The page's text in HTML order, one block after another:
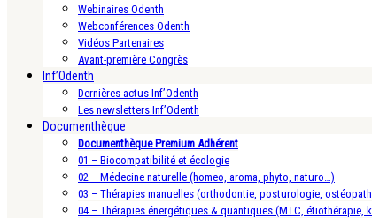
Webinaires Odenth
Webconférences Odenth
Vidéos Partenaires
Avant-première Congrès
Inf’Odenth
Dernières actus Inf’Odenth
Les newsletters Inf’Odenth
Documenthèque
Documenthèque Premium Adhérent
01 – Biocompatibilité et écologie
02 – Médecine naturelle (homeo, aroma, phyto, naturo…)
03 – Thérapies manuelles (orthodontie, posturologie,
04 – Thérapies énergétiques & quantiques (MTC,